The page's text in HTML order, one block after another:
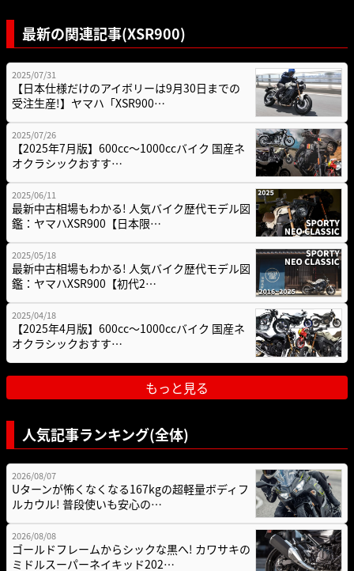
最新の関連記事(XSR900)
2025/07/31
【日本仕様だけのアイボリーは9月30日までの
受注生産!】ヤマハ「XSR900…
2025/07/26
【2025年7月版】600cc～1000ccバイク 国産ネ
オクラシックおすす…
2025/06/11
最新中古相場もわかる! 人気バイク歴代モデル図
鑑：ヤマハXSR900【日本限…
2025/05/18
最新中古相場もわかる! 人気バイク歴代モデル図
鑑：ヤマハXSR900【初代2…
2025/04/18
【2025年4月版】600cc～1000ccバイク 国産ネ
オクラシックおすす…
もっと見る
人気記事ランキング(全体)
2026/08/07
Uターンが怖くなくなる167kgの超軽量ボディフ
ルカウル! 普段使いも安心の…
2026/08/08
ゴールドフレームからシックな黒へ! カワサキの
ミドルスーパーネイキッド202…